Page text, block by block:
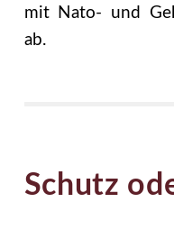
mit Nato- und
ab.
Schutz